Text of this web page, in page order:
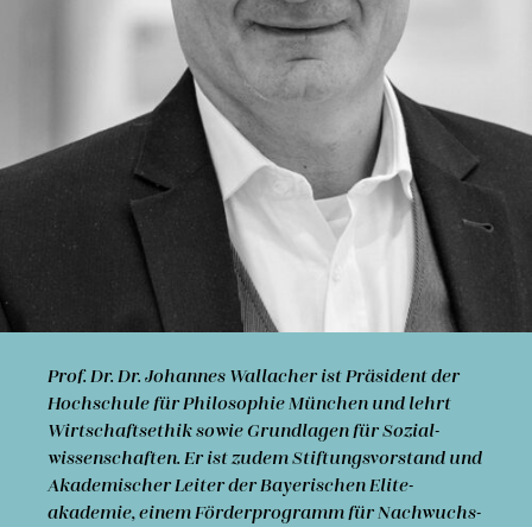
Prof. Dr. Dr. Johannes Wallacher ist Präsident der
Hochschule für Philosophie München und lehrt
Wirt­schafts­ethik sowie Grund­lagen für Sozial­
wissen­schaften. Er ist zudem Stiftungs­vorstand und
Akade­mischer Leiter der Bayer­ischen Elite­
akademie, einem Förderprogramm für Nachwuchs­